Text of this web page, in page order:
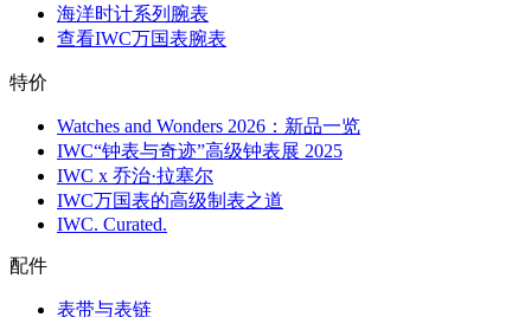
海洋时计系列腕表
查看IWC万国表腕表
特价
Watches and Wonders 2026：新品一览
IWC“钟表与奇迹”高级钟表展 2025
IWC x 乔治·拉塞尔
IWC万国表的高级制表之道
IWC. Curated.
配件
表带与表链